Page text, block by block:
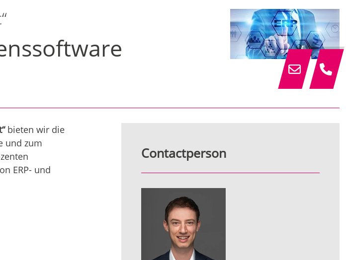
bieten wir die
und zum
ERP- und
Contactperson